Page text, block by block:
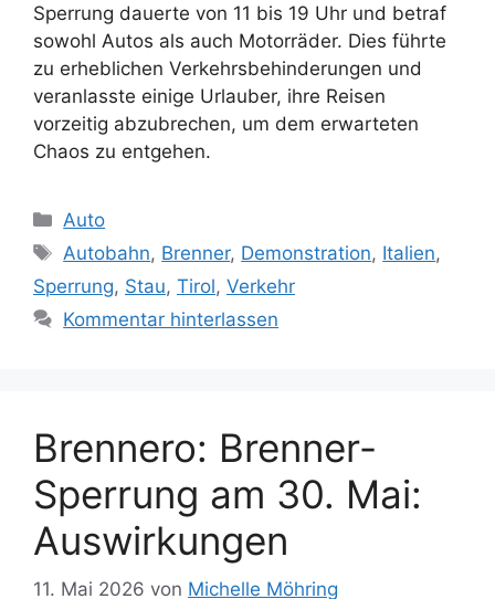
Sperrung dauerte von 11 bis 19 Uhr und betraf
sowohl Autos als auch Motorräder. Dies führte
zu erheblichen Verkehrsbehinderungen und
veranlasste einige Urlauber, ihre Reisen
vorzeitig abzubrechen, um dem erwarteten
Chaos zu entgehen.
Kategorien
Auto
Schlagwörter
Autobahn, Brenner, Demonstration, Italien,
Sperrung, Stau, Tirol, Verkehr
Kommentar hinterlassen
Brennero: Brenner-
Sperrung am 30. Mai:
Auswirkungen
11. Mai 2026 von Michelle Möhring